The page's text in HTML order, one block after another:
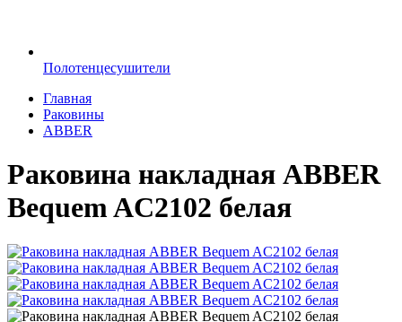
Полотенцесушители
Главная
Раковины
ABBER
Раковина накладная ABBER
Bequem AC2102 белая